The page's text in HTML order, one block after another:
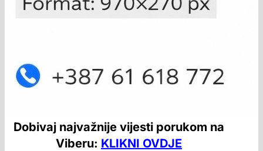
Dobivaj najvažnije vijesti porukom na
Viberu: KLIKNI OVDJE